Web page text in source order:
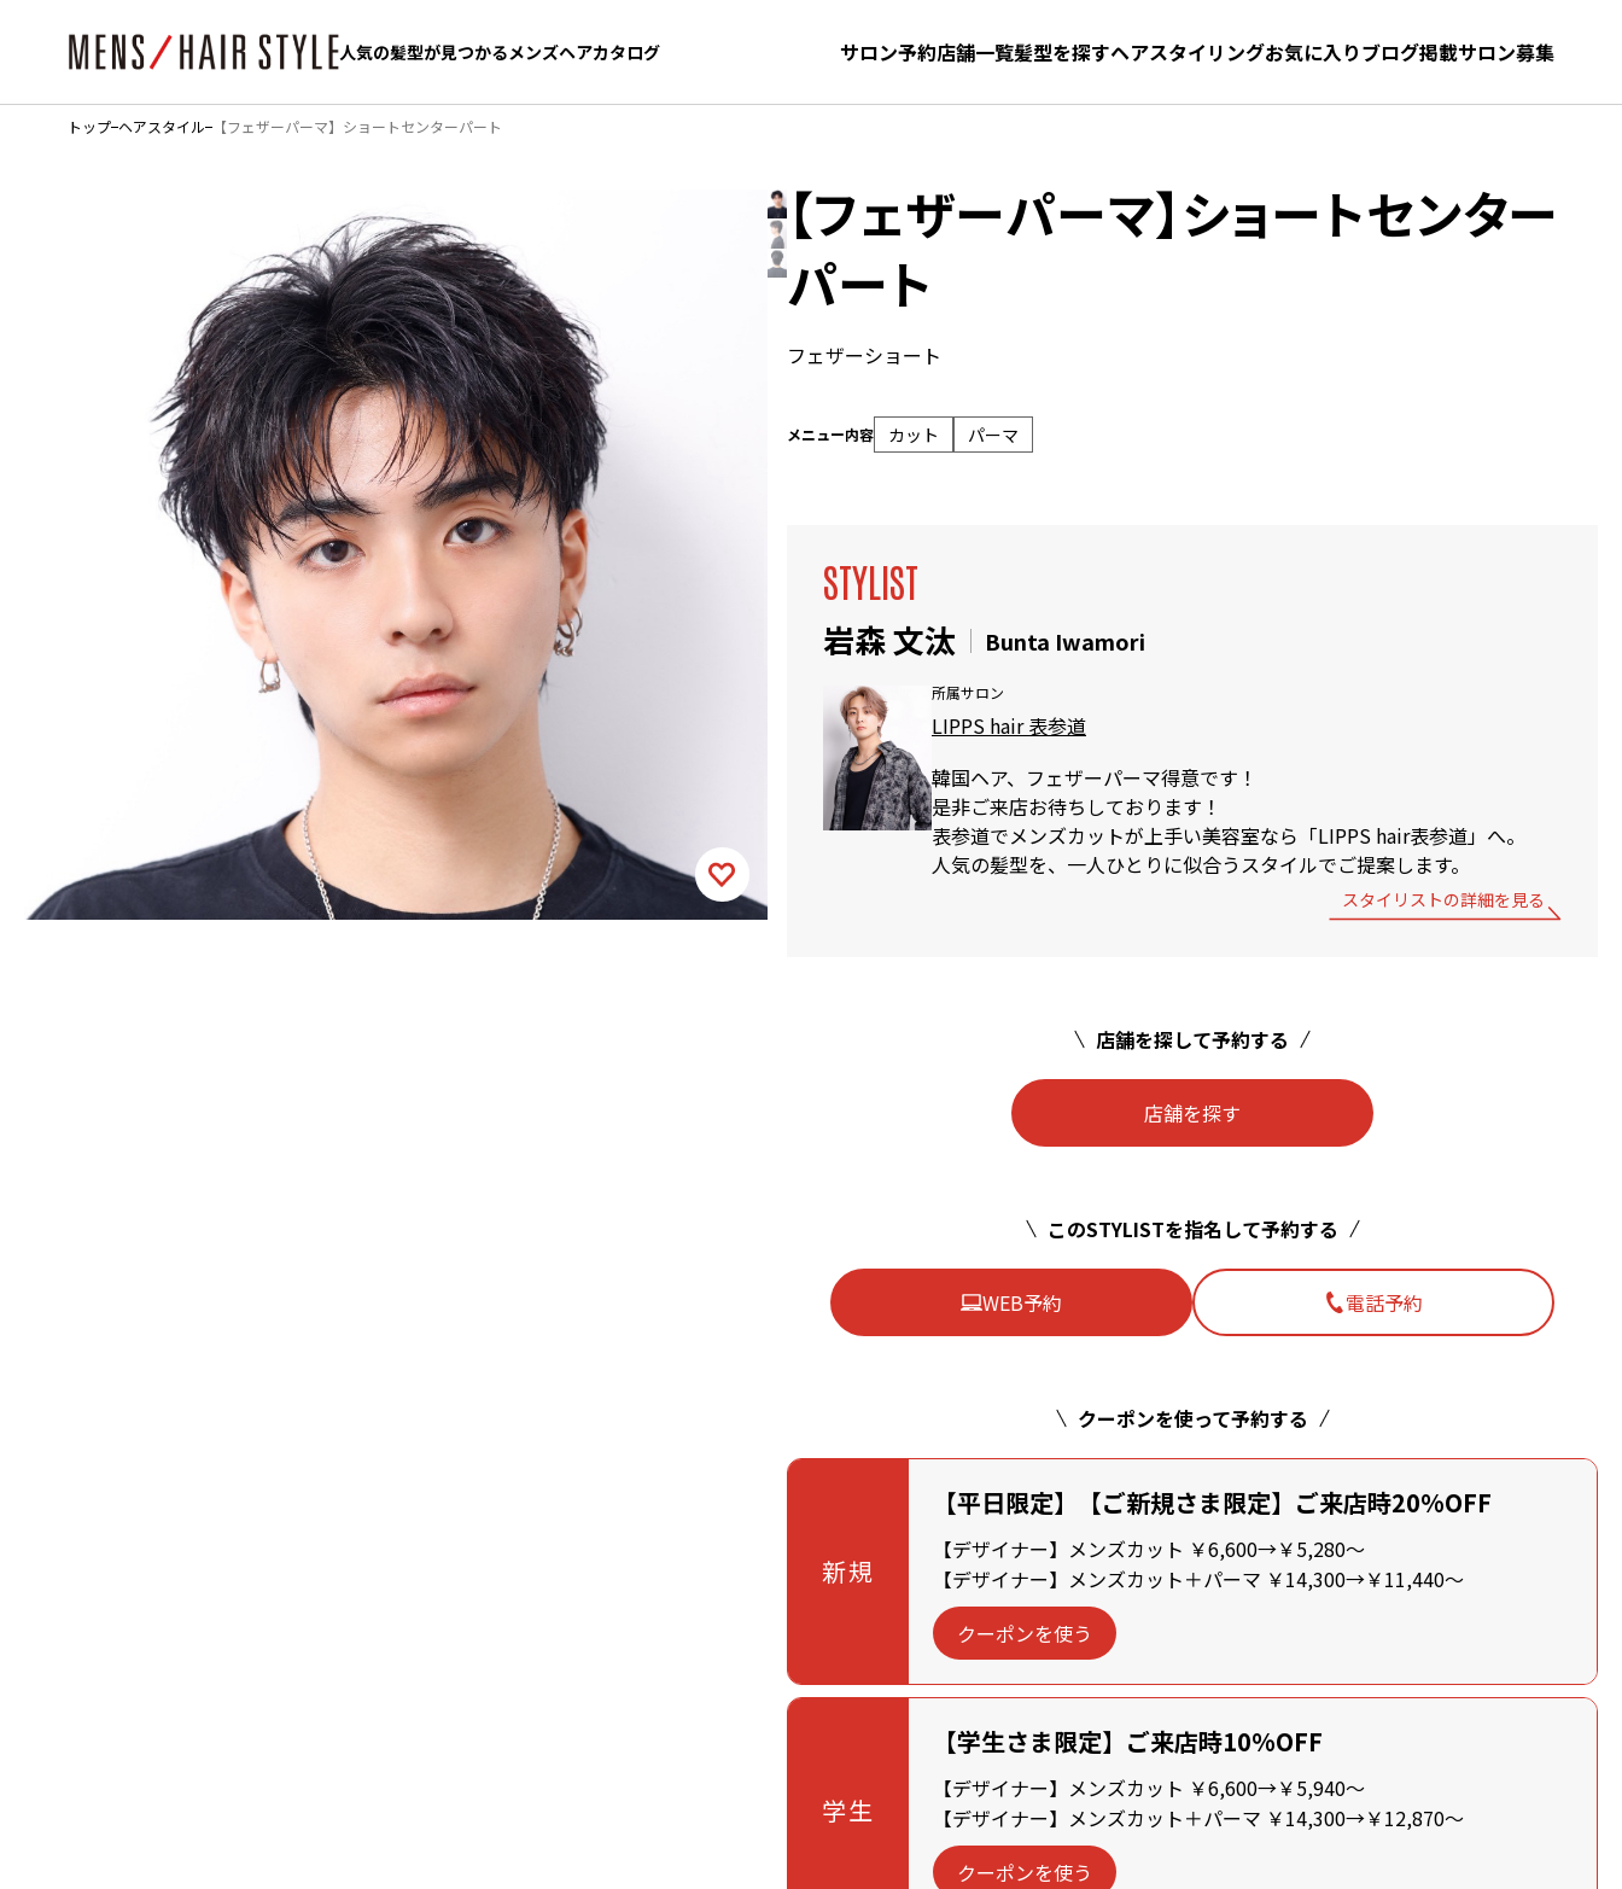
人気の髪型が見つかるメンズヘアカタログ サロン予約店舗一覧髪型を探すヘアスタイリングお気に入りブログ掲載サロン募集
人気の髪型が見つかるメンズヘアカタログ お気に入り 髪型をさがす
トップ ヘアスタイル 【フェザーパーマ】ショートセンターパート
【フェザーパーマ】ショートセンター
パート
フェザーショート
メニュー内容 カット パーマ
STYLIST
岩森 文汰 Bunta Iwamori
所属サロン
LIPPS hair 表参道
韓国ヘア、フェザーパーマ得意です！
是非ご来店お待ちしております！
表参道でメンズカットが上手い美容室なら「LIPPS hair表参道」へ。
人気の髪型を、一人ひとりに似合うスタイルでご提案します。
スタイリストの詳細を見る
店舗を探して予約する
店舗を探す
このSTYLISTを指名して予約する
WEB予約 電話予約
クーポンを使って予約する
新規
【平日限定】【ご新規さま限定】ご来店時20%OFF
【デザイナー】メンズカット ￥6,600→￥5,280～
【デザイナー】メンズカット＋パーマ ￥14,300→￥11,440～
クーポンを使う
学生
【学生さま限定】ご来店時10%OFF
【デザイナー】メンズカット ￥6,600→￥5,940～
【デザイナー】メンズカット＋パーマ ￥14,300→￥12,870～
クーポンを使う